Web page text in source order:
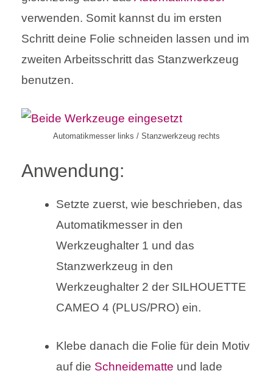
verwenden. Somit kannst du im ersten
Schritt deine Folie schneiden lassen und im
zweiten Arbeitsschritt das Stanzwerkzeug
benutzen.
Automatikmesser links / Stanzwerkzeug rechts
Anwendung:
Setzte zuerst, wie beschrieben, das
Automatikmesser in den
Werkzeughalter 1 und das
Stanzwerkzeug in den
Werkzeughalter 2 der SILHOUETTE
CAMEO 4 (PLUS/PRO) ein.
Klebe danach die Folie für dein Motiv
auf die Schneidematte und lade